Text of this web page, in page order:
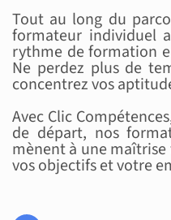
Tout au long du
formateur individuel
rythme de formation
Ne perdez plus de
concentrez vos
Avec Clic
de départ, nos
mènent à une
vos objectifs et votre